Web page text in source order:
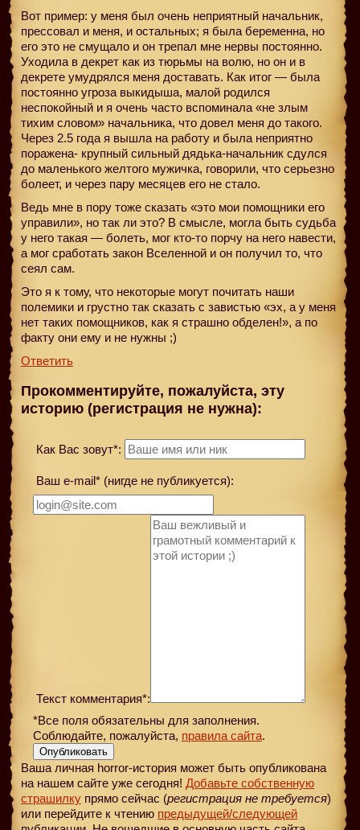
Вот пример: у меня был очень неприятный начальник,
прессовал и меня, и остальных; я была беременна, но
его это не смущало и он трепал мне нервы постоянно.
Уходила в декрет как из тюрьмы на волю, но он и в
декрете умудрялся меня доставать. Как итог — была
постоянно угроза выкидыша, малой родился
неспокойный и я очень часто вспоминала «не злым
тихим словом» начальника, что довел меня до такого.
Через 2.5 года я вышла на работу и была неприятно
поражена- крупный сильный дядька-начальник сдулся
до маленького желтого мужичка, говорили, что серьезно
болеет, и через пару месяцев его не стало.
Ведь мне в пору тоже сказать «это мои помощники его
управили», но так ли это? В смысле, могла быть судьба
у него такая — болеть, мог кто-то порчу на него навести,
а мог сработать закон Вселенной и он получил то, что
сеял сам.
Это я к тому, что некоторые могут почитать наши
полемики и грустно так сказать с завистью «эх, а у меня
нет таких помощников, как я страшно обделен!», а по
факту они ему и не нужны ;)
Ответить
Прокомментируйте, пожалуйста, эту
историю (регистрация не нужна):
Как Вас зовут*:
Ваш e-mail* (нигде не публикуется):
Текст комментария*:
*Все поля обязательны для заполнения.
Соблюдайте, пожалуйста, правила сайта.
Опубликовать
Ваша личная horror-история может быть опубликована
на нашем сайте уже сегодня! Добавьте собственную
страшилку прямо сейчас (регистрация не требуется)
или перейдите к чтению предыдущей/следующей